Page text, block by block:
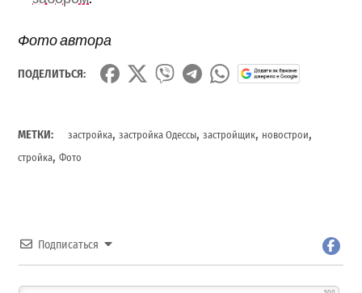
Фото автора
ПОДЕЛИТЬСЯ:
МЕТКИ: застройка,застройка Одессы,застройщик, новострои,
стройка,Фото
Подписаться